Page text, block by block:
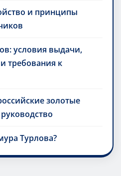
и принципы
условия выдачи,
требования к
золотые
Турлова?